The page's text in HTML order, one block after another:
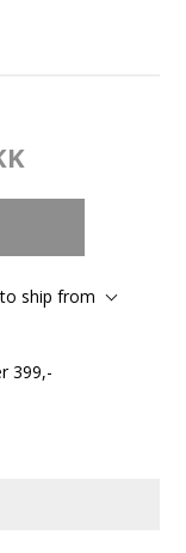
ship from
399,-